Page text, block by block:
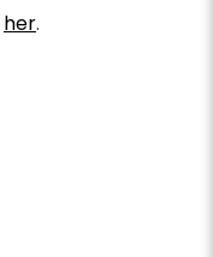
her.